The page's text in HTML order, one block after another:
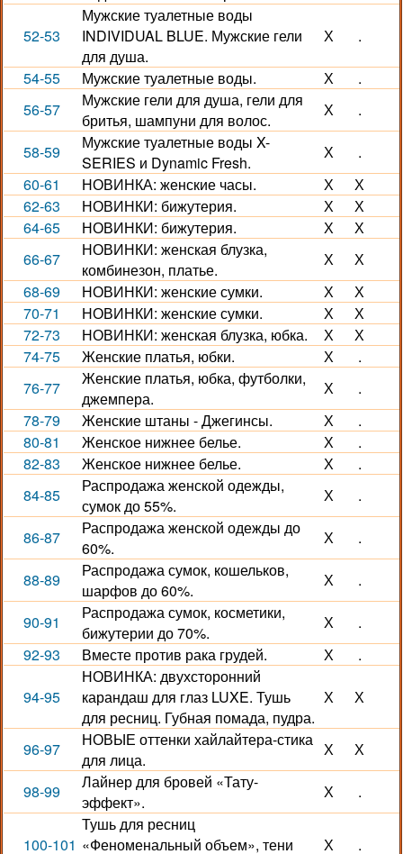
52-53
Мужские туалетные воды
INDIVIDUAL BLUE. Мужские гели
для душа.
Х .
54-55 Мужские туалетные воды. Х
.
56-57
Мужские гели для душа, гели для
бритья, шампуни для волос.
Х .
58-59
Мужские туалетные воды X-
SERIES и Dynamic Fresh.
Х
.
60-61
НОВИНКА: женские часы. Х
Х
62-63
НОВИНКИ: бижутерия. Х
Х
64-65
НОВИНКИ: бижутерия. Х
Х
66-67
НОВИНКИ: женская блузка,
комбинезон, платье.
Х
Х
68-69
НОВИНКИ: женские сумки. Х
Х
70-71
НОВИНКИ: женские сумки. Х
Х
72-73
НОВИНКИ: женская блузка, юбка. Х
Х
74-75
Женские платья, юбки. Х
.
76-77
Женские платья, юбка, футболки,
джемпера.
Х
.
78-79
Женские штаны - Джегинсы. Х
.
80-81
Женское нижнее белье. Х
.
82-83
Женское нижнее белье. Х
.
84-85
Распродажа женской одежды,
сумок до 55%.
Х .
86-87
Распродажа женской одежды до
60%.
Х .
88-89
Распродажа сумок, кошельков,
шарфов до 60%.
Х .
90-91
Распродажа сумок, косметики,
бижутерии до 70%.
Х
.
92-93
Вместе против рака грудей. Х .
94-95
НОВИНКА: двухсторонний
карандаш для глаз LUXE. Тушь
для ресниц. Губная помада, пудра.
Х Х
96-97
НОВЫЕ оттенки хайлайтера-стика
для лица.
Х Х
98-99
Лайнер для бровей «Тату-
эффект».
Х .
100-101
Тушь для ресниц
«Феноменальный объем», тени
Х .